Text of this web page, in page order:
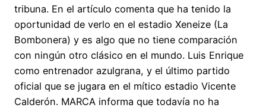
tribuna. En el artículo comenta que ha tenido la
oportunidad de verlo en el estadio Xeneize (La
Bombonera) y es algo que no tiene comparación
con ningún otro clásico en el mundo. Luis Enrique
como entrenador azulgrana, y el último partido
oficial que se jugara en el mítico estadio Vicente
Calderón. MARCA informa que todavía no ha